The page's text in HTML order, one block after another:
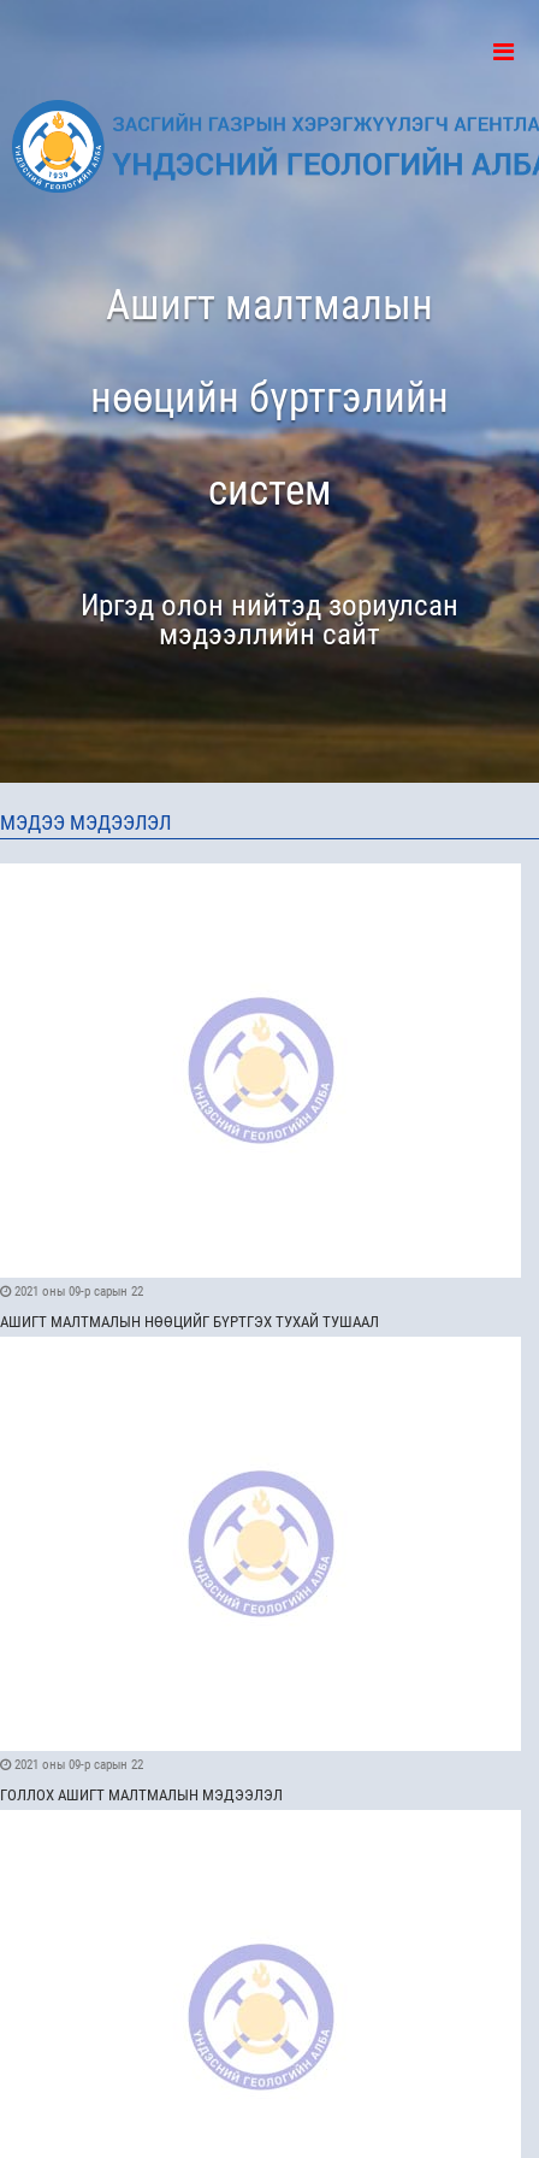
Ашигт малтмалын
нөөцийн бүртгэлийн
систем
Иргэд олон нийтэд зориулсан
мэдээллийн сайт
МЭДЭЭ МЭДЭЭЛЭЛ
2021 оны 09-р сарын 22
АШИГТ МАЛТМАЛЫН НӨӨЦИЙГ БҮРТГЭХ ТУХАЙ ТУШААЛ
2021 оны 09-р сарын 22
ГОЛЛОХ АШИГТ МАЛТМАЛЫН МЭДЭЭЛЭЛ